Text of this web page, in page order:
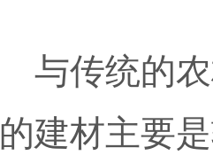
与传统的农
的建材主要